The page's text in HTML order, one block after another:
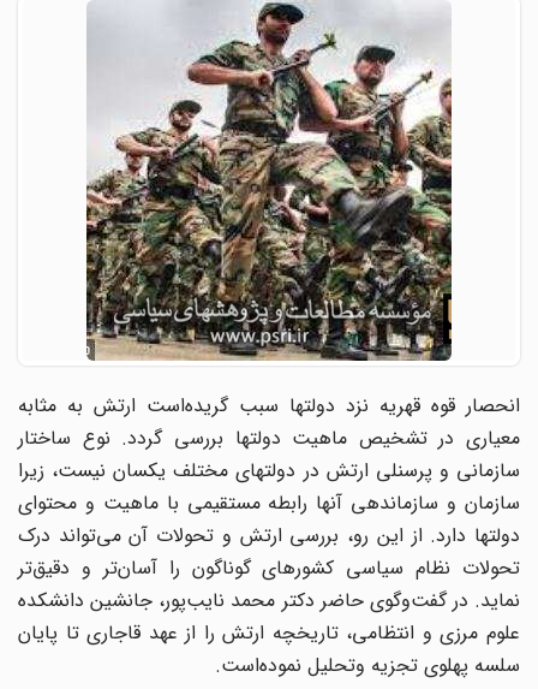
انحصار قوه قهریه نزد دولتها سبب گریده‌است ارتش به مثابه
معیاری در تشخیص ماهیت دولتها بررسی گردد. نوع ساختار
سازمانی و پرسنلی ارتش در دولتهای مختلف یکسان نیست، زیرا
سازمان و سازماندهی آنها رابطه مستقیمی با ماهیت و محتوای
دولتها دارد. از این رو، بررسی ارتش و تحولات آن می‌تواند درک
تحولات نظام سیاسی کشورهای گوناگون را آسان‌تر و دقیق‌تر
نماید. در گفت‌و‌گوی حاضر دکتر محمد نایب‌پور، جانشین دانشکده
علوم مرزی و انتظامی، تاریخچه ارتش را از عهد قاجاری تا پایان
سلسه پهلوی تجزیه وتحلیل نموده‌است.